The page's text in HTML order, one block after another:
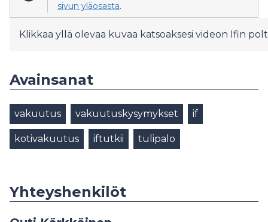
sivun yläosasta.
Klikkaa yllä olevaa kuvaa katsoaksesi videon Ifin
Avainsanat
vakuutus vakuutuskysymykset if
kotivakuutus iftutkii tulipalo
Yhteyshenkilöt